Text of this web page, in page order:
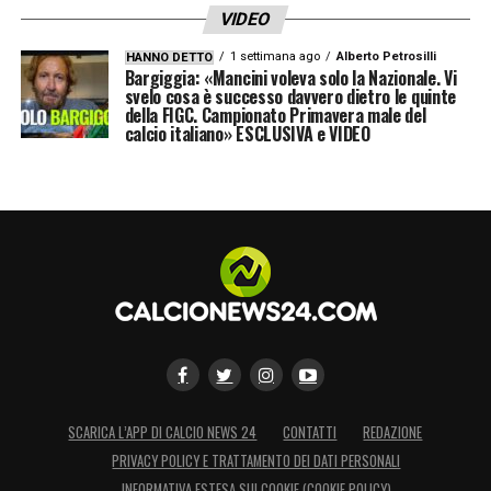
spazio per imbeccare gli esterni. Il grosso
delle occasioni bavarese arrivava quindi dalle
fasce, ci si è affidati molto alla creatività
delle ali.
VIDEO
HANNO DETTO 1 settimana ago Alberto Petrosilli
Bargiggia: «Mancini voleva solo la Nazionale. Vi
svelo cosa è successo davvero dietro le quinte
della FIGC. Campionato Primavera male del
calcio italiano» ESCLUSIVA e VIDEO
SCARICA L’APP DI CALCIO NEWS 24 CONTATTI
REDAZIONE
PRIVACY POLICY E TRATTAMENTO DEI DATI PERSONALI